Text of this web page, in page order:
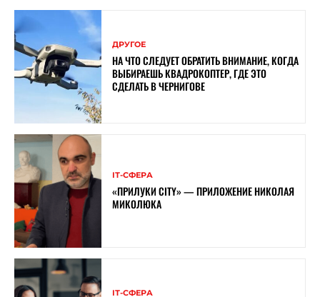
ДРУГОЕ
НА ЧТО СЛЕДУЕТ ОБРАТИТЬ ВНИМАНИЕ, КОГДА
ВЫБИРАЕШЬ КВАДРОКОПТЕР, ГДЕ ЭТО
СДЕЛАТЬ В ЧЕРНИГОВЕ
ІТ-СФЕРА
«ПРИЛУКИ CITY» — ПРИЛОЖЕНИЕ НИКОЛАЯ
МИКОЛЮКА
ІТ-СФЕРА